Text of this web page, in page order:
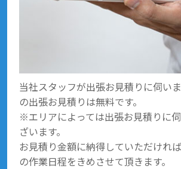
当社スタッフが出張お見積りに伺い
の出張お見積りは無料です。
※エリアによっては出張お見積りに
ざいます。
お見積り金額に納得していただけれ
の作業日程をきめさせて頂きます。